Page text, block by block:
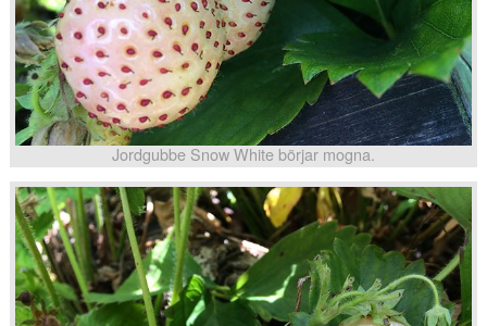
Jordgubbe Snow White börjar mogna.